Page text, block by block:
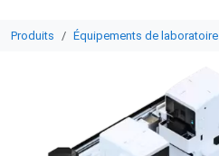
Produits Équipements de laboratoire